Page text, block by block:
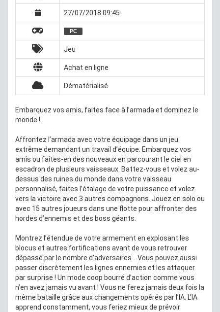
27/07/2018 09:45
PC
Jeu
Achat en ligne
Dématérialisé
Embarquez vos amis, faites face à l’armada et dominez le
monde !
Affrontez l’armada avec votre équipage dans un jeu
extrême demandant un travail d’équipe. Embarquez vos
amis ou faites-en des nouveaux en parcourant le ciel en
escadron de plusieurs vaisseaux. Battez-vous et volez au-
dessus des ruines du monde dans votre vaisseau
personnalisé, faites l’étalage de votre puissance et volez
vers la victoire avec 3 autres compagnons. Jouez en solo ou
avec 15 autres joueurs dans une flotte pour affronter des
hordes d’ennemis et des boss géants.
Montrez l’étendue de votre armement en explosant les
blocus et autres fortifications avant de vous retrouver
dépassé par le nombre d’adversaires… Vous pouvez aussi
passer discrètement les lignes ennemies et les attaquer
par surprise ! Un mode coop bourré d’action comme vous
n’en avez jamais vu avant ! Vous ne ferez jamais deux fois la
même bataille grâce aux changements opérés par l’IA. L’IA
apprend constamment, vous feriez mieux de prévoir